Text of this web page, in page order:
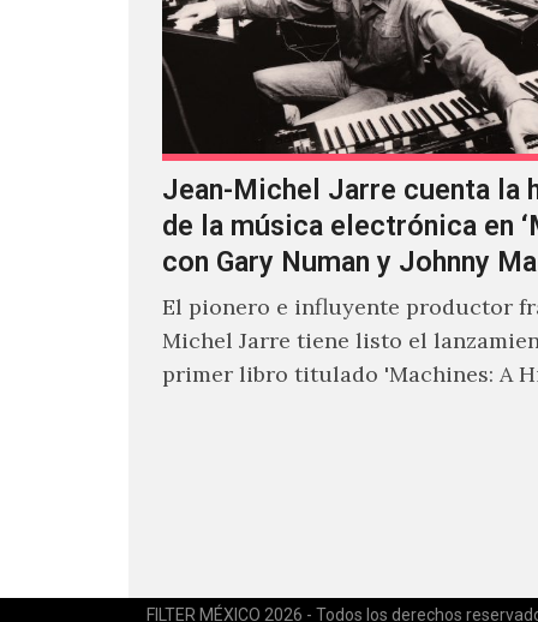
Jean-Michel Jarre cuenta la
de la música electrónica en
con Gary Numan y Johnny
El pionero e influyente productor
Michel Jarre tiene listo el
primer libro titulado 'Machines: A
FILTER MÉXICO 2026 - Todos los derechos